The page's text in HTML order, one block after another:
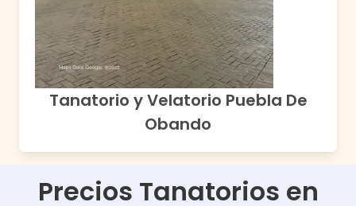
Tanatorio y Velatorio Puebla De
Obando
Precios Tanatorios en